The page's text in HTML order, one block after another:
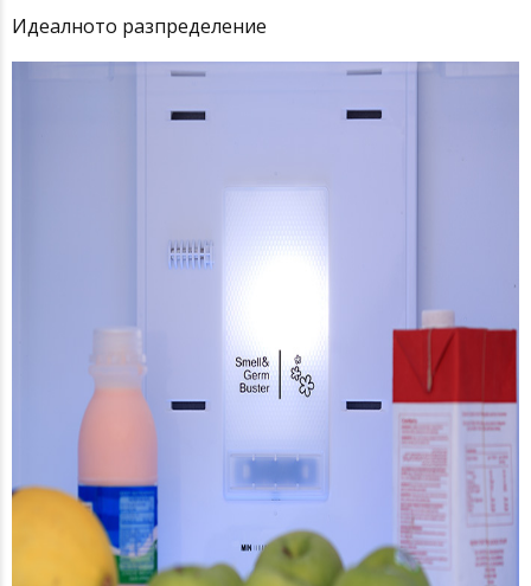
Идеалното разпределение